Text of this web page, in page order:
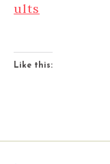
ults
Like this: